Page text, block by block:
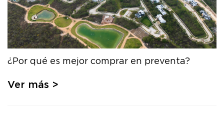
¿Por qué es mejor comprar en preventa?
Ver más >